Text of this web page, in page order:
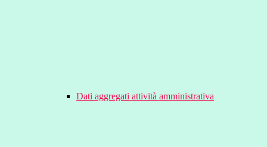
Dati aggregati attività amministrativa